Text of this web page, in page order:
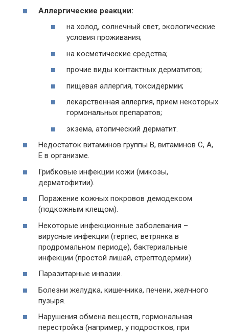
Аллергические реакции:
на холод, солнечный свет, экологические
условия проживания;
на косметические средства;
прочие виды контактных дерматитов;
пищевая аллергия, токсидермии;
лекарственная аллергия, прием некоторых
гормональных препаратов;
экзема, атопический дерматит.
Недостаток витаминов группы В, витаминов С, А,
Е в организме.
Грибковые инфекции кожи (микозы,
дерматофитии).
Поражение кожных покровов демодексом
(подкожным клещом).
Некоторые инфекционные заболевания –
вирусные инфекции (герпес, ветрянка в
продромальном периоде), бактериальные
инфекции (простой лишай, стрептодермии).
Паразитарные инвазии.
Болезни желудка, кишечника, печени, желчного
пузыря.
Нарушения обмена веществ, гормональная
перестройка (например, у подростков, при